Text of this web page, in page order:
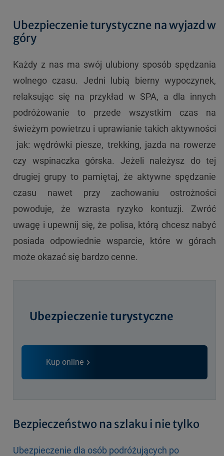
Ubezpieczenie turystyczne na wyjazd w
góry
Każdy z nas ma swój ulubiony sposób spędzania
wolnego czasu. Jedni lubią bierny wypoczynek,
relaksując się na przykład w SPA, a dla innych
podróżowanie to przede wszystkim czas na
świeżym powietrzu i uprawianie takich aktywności
jak: wędrówki piesze, trekking, jazda na rowerze
czy wspinaczka górska. Jeżeli należysz do tej
drugiej grupy to pamiętaj, że aktywne spędzanie
czasu nawet przy zachowaniu ostrożności
powoduje, że wzrasta ryzyko kontuzji. Zwróć
uwagę i upewnij się, że polisa, którą chcesz nabyć
posiada odpowiednie wsparcie, które w górach
może okazać się bardzo cenne.
Ubezpieczenie turystyczne
Kup online
Bezpieczeństwo na szlaku i nie tylko
Ubezpieczenie dla osób podróżujących po